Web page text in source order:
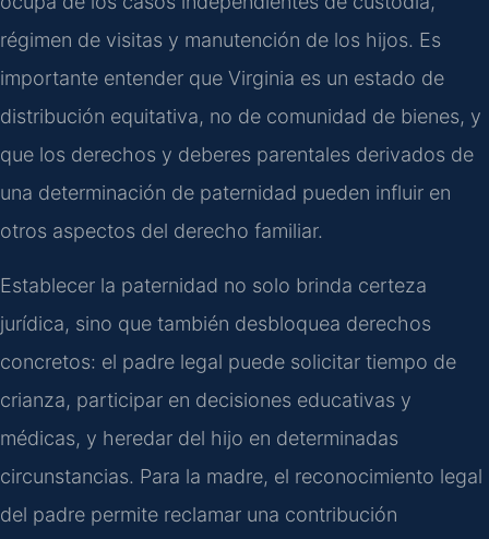
régimen de visitas y manutención de los hijos. Es
importante entender que Virginia es un estado de
distribución equitativa, no de comunidad de bienes, y
que los derechos y deberes parentales derivados de
una determinación de paternidad pueden influir en
otros aspectos del derecho familiar.
Establecer la paternidad no solo brinda certeza
jurídica, sino que también desbloquea derechos
concretos: el padre legal puede solicitar tiempo de
crianza, participar en decisiones educativas y
médicas, y heredar del hijo en determinadas
circunstancias. Para la madre, el reconocimiento legal
del padre permite reclamar una contribución